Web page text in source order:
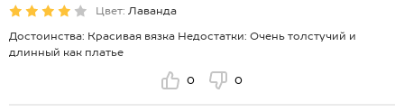
Цвет: Лаванда
Достоинства: Красивая вязка Недостатки: Очень толстучий и
длинный как платье
0 0